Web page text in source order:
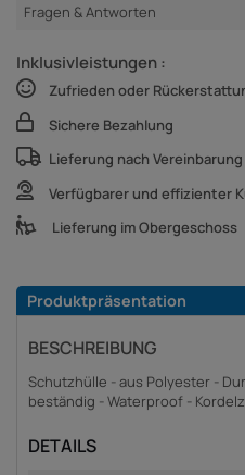
Fragen & Antworten
Inklusivleistungen :
Zufrieden oder
Sichere Bezahlung
Lieferung nach Vereinbarung
Verfügbarer und effizienter
Lieferung im Obergeschoss
Produktpräsentation
BESCHREIBUNG
Schutzhülle - aus Polyester -
beständig - Waterproof -
DETAILS